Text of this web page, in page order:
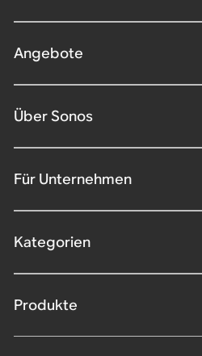
Angebote
Über Sonos
Für Unternehmen
Kategorien
Produkte